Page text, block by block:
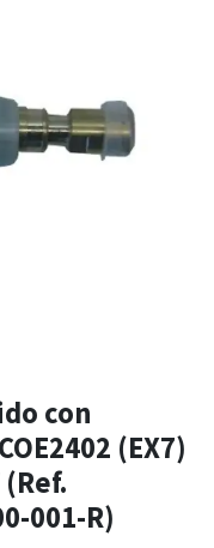
con
(EX7)
(Ref.
001-R)